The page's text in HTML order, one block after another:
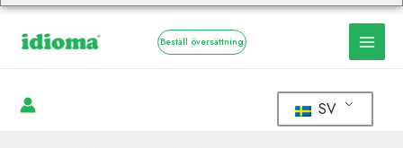
Beställ översättning
SV